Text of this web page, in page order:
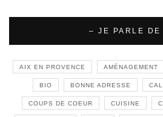
– JE PARLE
AIX EN PROVENCE AMÉNAGEMENT
BIO BONNE ADRESSE
COUPS DE COEUR CUISINE